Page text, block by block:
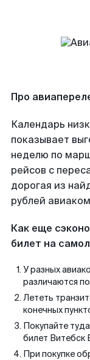
Про
Календарь
показывает
неделю по
рейсов с
дорогая из
рублей
Как еще
билет на
У разных
различаются
Лететь
конечных
Покупайте
билет Витебск
При покупке